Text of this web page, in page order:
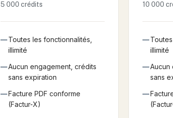
5 000 crédits
—Toutes les fonctionnalités,
illimité
—Aucun engagement, crédits
sans expiration
—Facture PDF conforme
(Factur-X)
10 000
—
illimité
—Aucun
sans
—